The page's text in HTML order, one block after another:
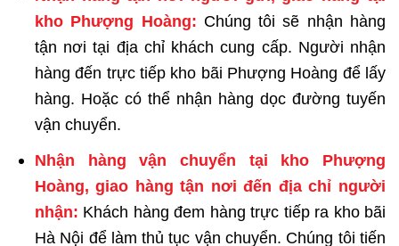
kho Phượng Hoàng: Chúng tôi sẽ nhận hàng
tận nơi tại địa chỉ khách cung cấp. Người nhận
hàng đến trực tiếp kho bãi Phượng Hoàng để lấy
hàng. Hoặc có thể nhận hàng dọc đường tuyến
vận chuyển.
Nhận hàng vận chuyển tại kho Phượng
Hoàng, giao hàng tận nơi đến địa chỉ người
nhận: Khách hàng đem hàng trực tiếp ra kho bãi
Hà Nội để làm thủ tục vận chuyển. Chúng tôi tiến